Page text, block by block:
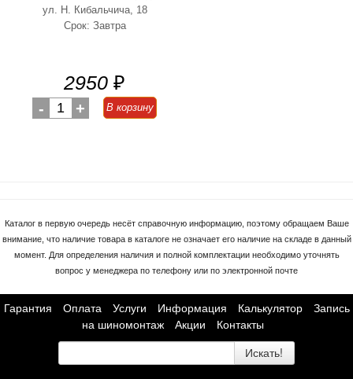
ул. Н. Кибальчича, 18
Срок: Завтра
2950 ₽
- 1 + В корзину
Каталог в первую очередь несёт справочную информацию, поэтому обращаем Ваше
внимание, что наличие товара в каталоге не означает его наличие на складе в данный
момент. Для определения наличия и полной комплектации необходимо уточнять
вопрос у менеджера по телефону или по электронной почте
Гарантия Оплата Услуги Информация Калькулятор
Запись
на шиномонтаж
Акции Контакты
Искать!